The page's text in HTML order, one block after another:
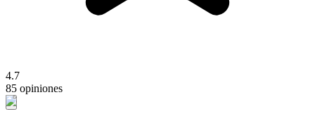
4.7
85 opiniones